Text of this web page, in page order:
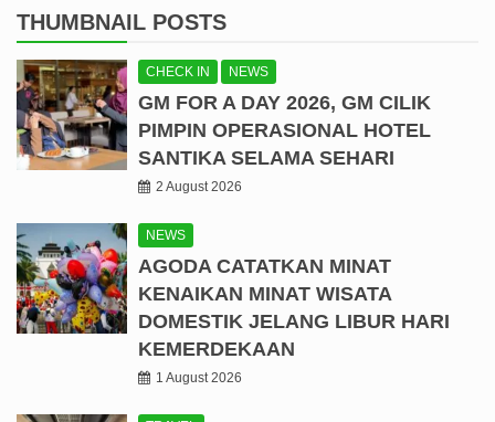
THUMBNAIL POSTS
CHECK IN NEWS
GM FOR A DAY 2026, GM CILIK
PIMPIN OPERASIONAL HOTEL
SANTIKA SELAMA SEHARI
2 August 2026
NEWS
AGODA CATATKAN MINAT
KENAIKAN MINAT WISATA
DOMESTIK JELANG LIBUR HARI
KEMERDEKAAN
1 August 2026